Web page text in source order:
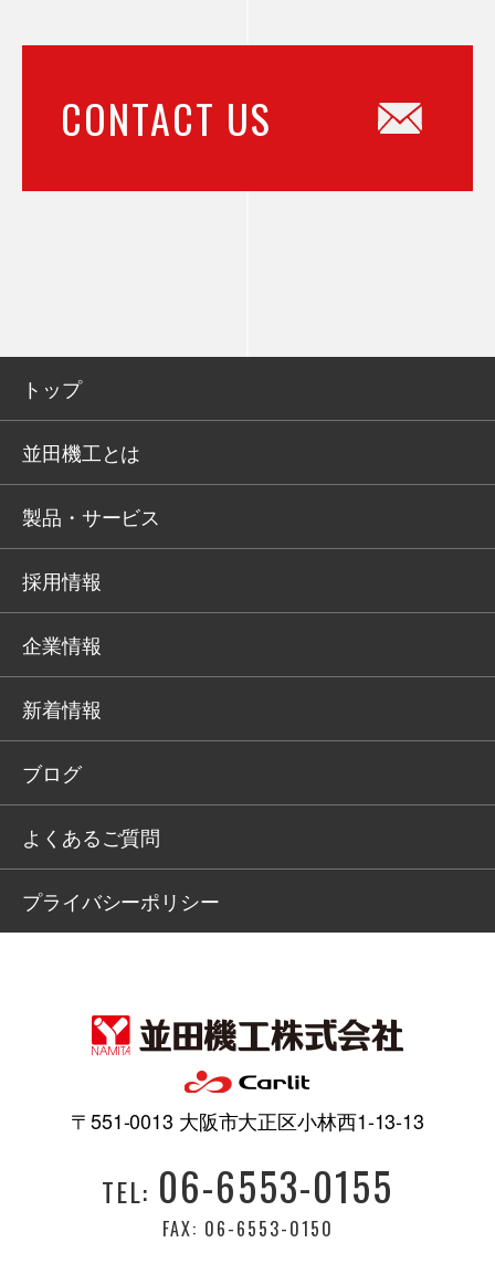
CONTACT US
トップ
並田機工とは
製品・サービス
採用情報
企業情報
新着情報
ブログ
よくあるご質問
プライバシーポリシー
〒551-0013 大阪市大正区小林西1-13-13
TEL: 06-6553-0155
FAX: 06-6553-0150